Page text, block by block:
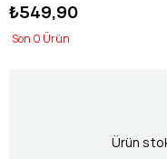
₺549,90
0
Ürün